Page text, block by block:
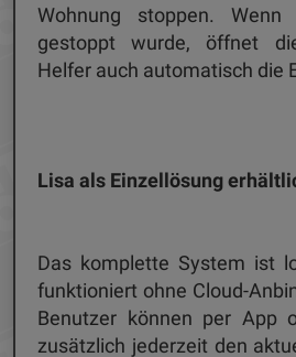
Wohnung stoppen.
gestoppt wurde, öffnet
Helfer auch automatisch die
Lisa als Einzellösung
Das komplette System ist
funktioniert ohne Cloud-
Benutzer können per App
zusätzlich jederzeit den